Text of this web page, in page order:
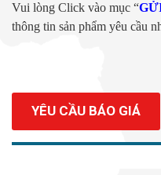
Vui lòng Click vào mục “
thông tin sản phẩm yêu cầu
YÊU CẦU BÁO GIÁ